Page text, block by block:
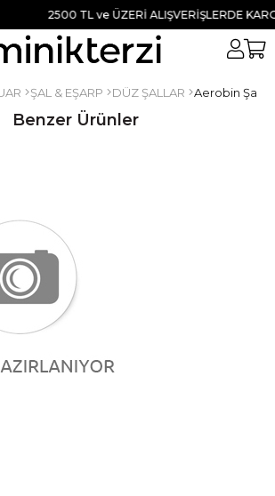
2500 TL ve ÜZERİ ALIŞVERİŞLERDE KARGO
ŞAL & EŞARP DÜZ ŞALLAR Aerobin Şal
Benzer Ürünler